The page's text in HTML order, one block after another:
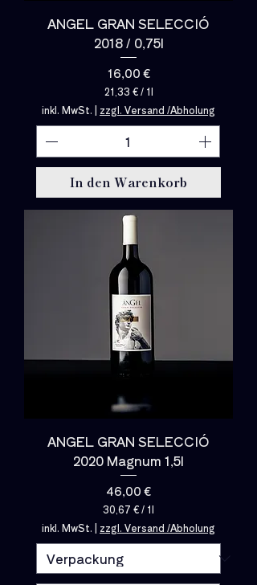
ANGEL GRAN SELECCIÓ
2018 / 0,75l
Preis
16,00 €
21,33 € / 1l
2
1
,
3
3
p
r
o
i
t
inkl. MwSt. | zzgl. Versand /Abholung
In den Warenkorb
ANGEL GRAN SELECCIÓ
2020 Magnum 1,5l
Preis
46,00 €
30,67 €/ 1l
3
0
,
inkl. MwSt. | zzgl. Versand /Abholung